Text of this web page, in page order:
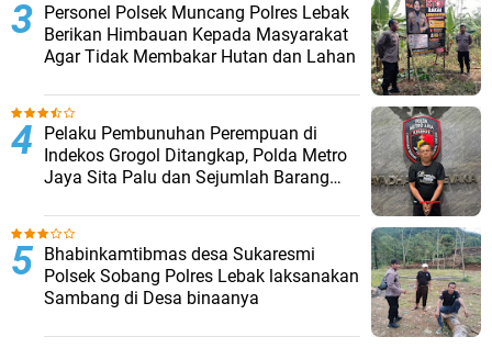
Personel Polsek Muncang Polres Lebak
Berikan Himbauan Kepada Masyarakat
Agar Tidak Membakar Hutan dan Lahan
Pelaku Pembunuhan Perempuan di
Indekos Grogol Ditangkap, Polda Metro
Jaya Sita Palu dan Sejumlah Barang
Bhabinkamtibmas desa Sukaresmi
Polsek Sobang Polres Lebak laksanakan
Sambang di Desa binaanya